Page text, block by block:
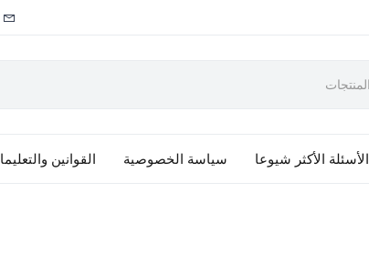
الأسئلة الأكثر شيوعا سياسة الخصوصية القوانين